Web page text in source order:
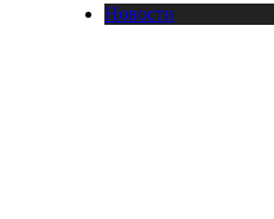
Новости